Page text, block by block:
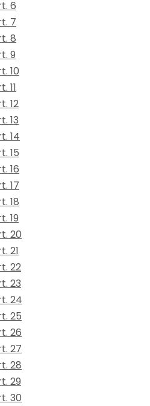
6
7
8
9
10
11
12
13
14
15
16
17
18
19
20
21
22
23
24
25
26
27
28
29
30